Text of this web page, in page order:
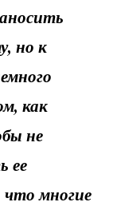
но к
как
не
ее
многие